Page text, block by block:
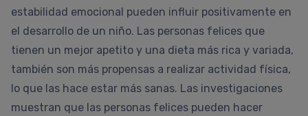
estabilidad emocional pueden influir positivamente en
el desarrollo de un niño. Las personas felices que
tienen un mejor apetito y una dieta más rica y variada,
también son más propensas a realizar actividad física,
lo que las hace estar más sanas. Las investigaciones
muestran que las personas felices pueden hacer